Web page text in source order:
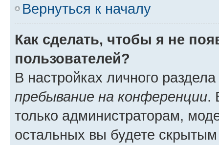
Вернуться к началу
Как сделать, чтобы я не
пользователей?
В настройках личного
пребывание на конференции.
только администраторам,
остальных вы будете